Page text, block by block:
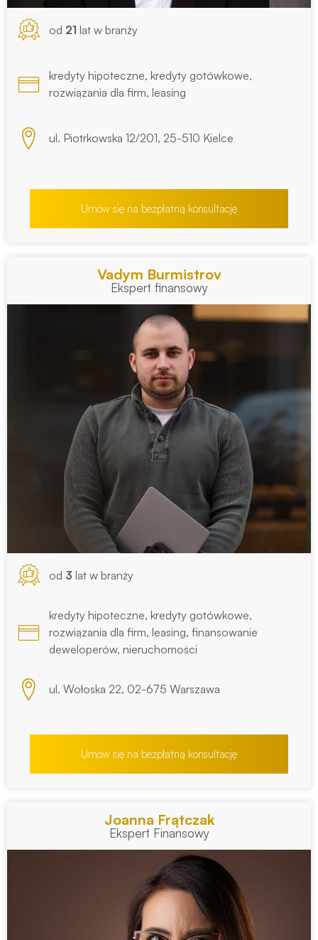
od 21 lat w branży
kredyty hipoteczne, kredyty gotówkowe,
rozwiązania dla firm, leasing
ul. Piotrkowska 12/201, 25-510 Kielce
Umów się na bezpłatną konsultację
Vadym Burmistrov
Ekspert finansowy
od 3 lat w branży
kredyty hipoteczne, kredyty gotówkowe,
rozwiązania dla firm, leasing, finansowanie
deweloperów, nieruchomości
ul. Wołoska 22, 02-675 Warszawa
Umów się na bezpłatną konsultację
Joanna Frątczak
Ekspert Finansowy